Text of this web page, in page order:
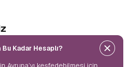
Kadar Hesaplı?